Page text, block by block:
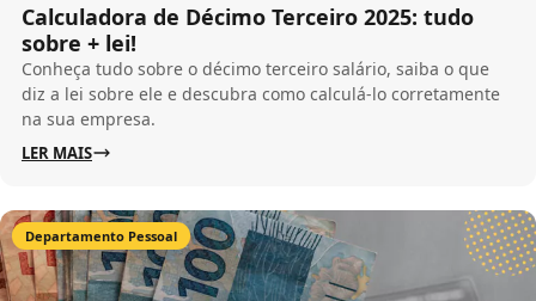
Calculadora de Décimo Terceiro 2025: tudo
sobre + lei!
Conheça tudo sobre o décimo terceiro salário, saiba o que
diz a lei sobre ele e descubra como calculá-lo corretamente
na sua empresa.
LER MAIS
Departamento Pessoal